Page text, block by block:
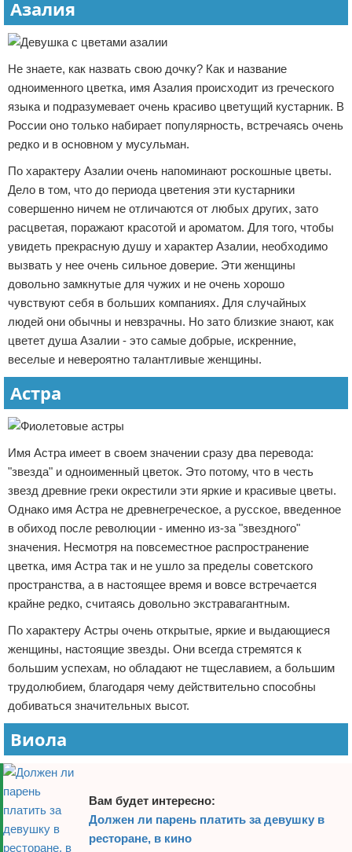
Азалия
Не знаете, как назвать свою дочку? Как и название
одноименного цветка, имя Азалия происходит из греческого
языка и подразумевает очень красиво цветущий кустарник. В
России оно только набирает популярность, встречаясь очень
редко и в основном у мусульман.
По характеру Азалии очень напоминают роскошные цветы.
Дело в том, что до периода цветения эти кустарники
совершенно ничем не отличаются от любых других, зато
расцветая, поражают красотой и ароматом. Для того, чтобы
увидеть прекрасную душу и характер Азалии, необходимо
вызвать у нее очень сильное доверие. Эти женщины
довольно замкнутые для чужих и не очень хорошо
чувствуют себя в больших компаниях. Для случайных
людей они обычны и невзрачны. Но зато близкие знают, как
цветет душа Азалии - это самые добрые, искренние,
веселые и невероятно талантливые женщины.
Астра
Имя Астра имеет в своем значении сразу два перевода:
"звезда" и одноименный цветок. Это потому, что в честь
звезд древние греки окрестили эти яркие и красивые цветы.
Однако имя Астра не древнегреческое, а русское, введенное
в обиход после революции - именно из-за "звездного"
значения. Несмотря на повсеместное распространение
цветка, имя Астра так и не ушло за пределы советского
пространства, а в настоящее время и вовсе встречается
крайне редко, считаясь довольно экстравагантным.
По характеру Астры очень открытые, яркие и выдающиеся
женщины, настоящие звезды. Они всегда стремятся к
большим успехам, но обладают не тщеславием, а большим
трудолюбием, благодаря чему действительно способны
добиваться значительных высот.
Виола
Вам будет интересно:
Должен ли парень платить за девушку в
ресторане, в кино